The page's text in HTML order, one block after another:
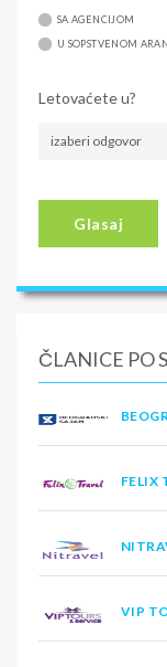
SA AGENCIJOM
U SOPSTVENOM
Letovaćete u?
izaberi odgovor
Glasaj
ČLANICE PO
FELIX
VIP